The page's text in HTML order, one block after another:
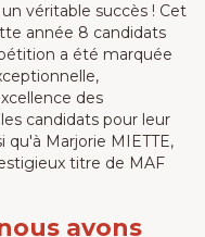
véritable succès ! Cet
année 8 candidats
a été marquée
des
candidats pour leur
Marjorie MIETTE,
titre de MAF
avons